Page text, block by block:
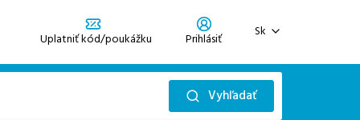
Uplatniť kód/poukážku
Prihlásiť
Zaregistrujte sa
Zabudli ste heslo?
Sk
Vyhľadať